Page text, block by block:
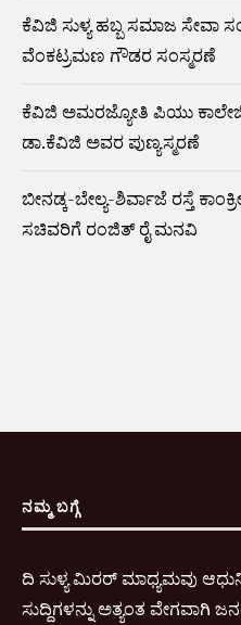
ಕೆವಿಜಿ ಸುಳ್ಯ ಹಬ್ಬ ಸಮಾಜ ಸೇವಾ
ವೆಂಕಟ್ರಮಣ ಗೌಡರ ಸಂಸ್ಮರಣೆ
ಕೆವಿಜಿ ಅಮರಜ್ಯೋತಿ ಪಿಯು
ಡಾ.ಕೆವಿಜಿ ಅವರ ಪುಣ್ಯಸ್ಮರಣೆ
ಬೀನಡ್ಕ-ಬೇಲ್ಯ-ಶಿರ್ವಾಜೆ ರಸ್ತೆ
ಸಚಿವರಿಗೆ ರಂಜಿತ್ ರೈ ಮನವಿ
ನಮ್ಮ ಬಗ್ಗೆ
ದಿ ಸುಳ್ಯ ಮಿರರ್ ಮಾಧ್ಯಮವು
ಸುದ್ದಿಗಳನ್ನು ಅತ್ಯಂತ